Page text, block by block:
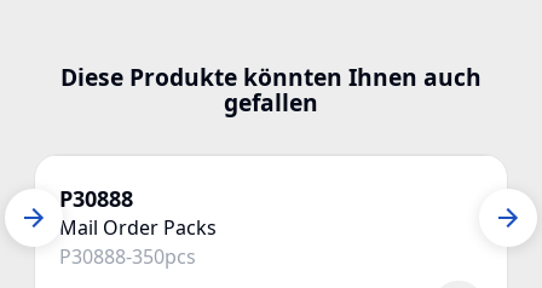
Diese Produkte könnten Ihnen auch
gefallen
P30888
Mail Order Packs
P30888-350pcs